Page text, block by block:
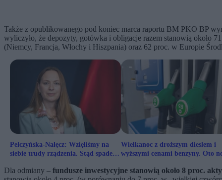
Także z opublikowanego pod koniec marca raportu BM PKO BP
wyliczyło, że depozyty, gotówka i obligacje razem stanowią około
(Niemcy, Francja, Włochy i Hiszpania) oraz 62 proc. w Europie
Pełczyńska-Nałęcz: Wzięliśmy na
siebie trudy rządzenia. Stąd spadek
Wielkanoc z droższym dieslem i
wyższymi cenami benzyny. Oto
Dla odmiany – fundusze inwestycyjne stanowią około 8 proc.